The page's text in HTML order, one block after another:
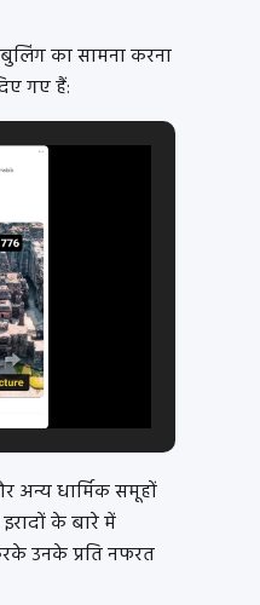
का सामना करना
गए हैं:
अन्य धार्मिक समूहों
के बारे में
उनके प्रति नफरत